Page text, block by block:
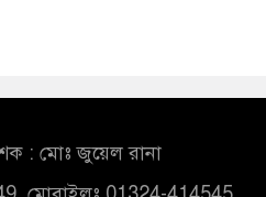
: মোঃ জুয়েল রানা